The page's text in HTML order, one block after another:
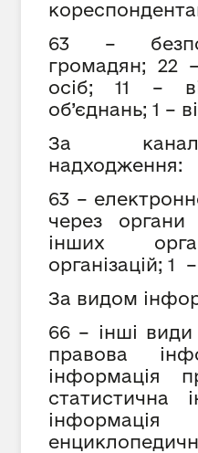
63 –
громадян; 22
осіб; 11 –
об’єднань; 1 –
За
надходження:
63 –
через
інших
організацій; 1
За видом
66 – інші види
правова
інформація
статистична